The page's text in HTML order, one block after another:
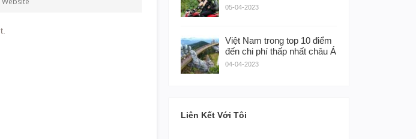
05-04-2023
Việt Nam trong top 10 điểm
đến chi phí thấp nhất châu Á
04-04-2023
Liên Kết Với Tôi